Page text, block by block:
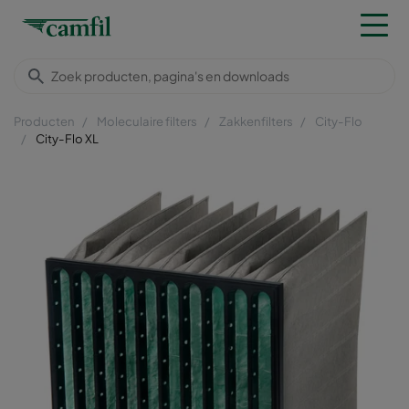
Producten Moleculaire filters Zakkenfilters
City-Flo
City-Flo XL